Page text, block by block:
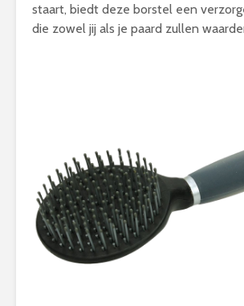
staart, biedt deze borstel een
die zowel jij als je paard zullen